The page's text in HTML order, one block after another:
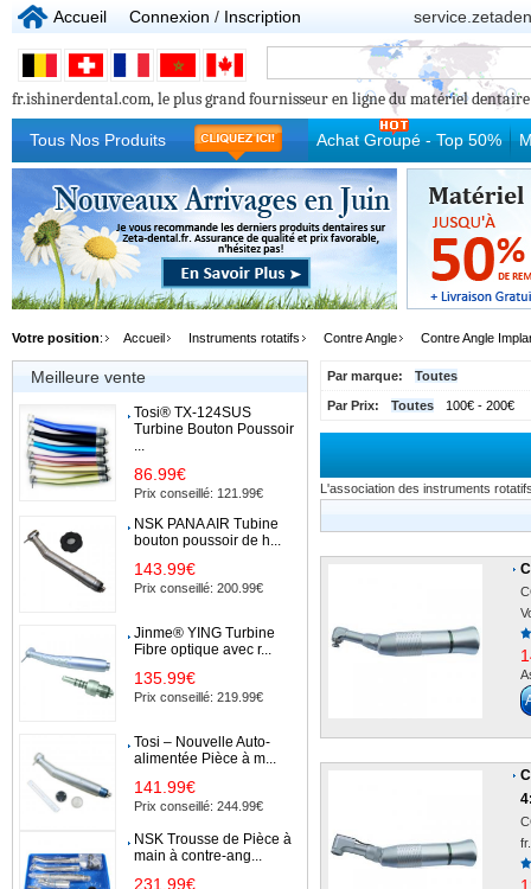
Accueil Connexion / Inscription
fr.ishinerdental.com, le plus grand fournisseur en ligne du matériel dentaire
Achat Groupé - Top 50%
Votre position: Accueil Instruments rotatifs Contre Angle Contre Angle
Par marque: Toutes
Par Prix: Toutes 100€ - 200€
L'association des instruments
Tous Nos Produits
Meilleure vente
Tosi® TX-124SUS
Turbine Bouton Poussoir
...
86.99€
Prix conseillé: 121.99€
NSK PANA AIR Tubine
bouton poussoir de h...
143.99€
Prix conseillé: 200.99€
Jinme® YING Turbine
Fibre optique avec r...
135.99€
Prix conseillé: 219.99€
Tosi – Nouvelle Auto-
alimentée Pièce à m...
141.99€
Prix conseillé: 244.99€
NSK Trousse de Pièce à
main à contre-ang...
231.99€